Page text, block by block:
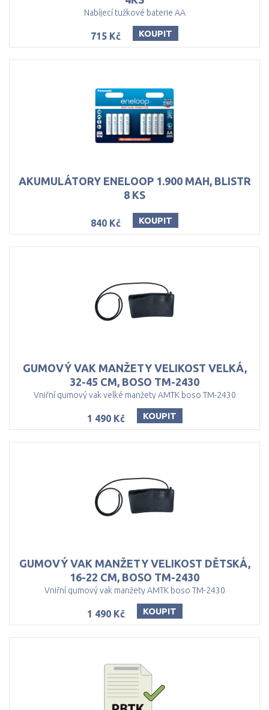
Nabíjecí tužkové baterie AA
715 Kč KOUPIT
AKUMULÁTORY ENELOOP 1.900 MAH, BLISTR
8 KS
840 Kč KOUPIT
GUMOVÝ VAK MANŽETY VELIKOST VELKÁ,
32-45 CM, BOSO TM-2430
Vniřní gumový vak velké manžety AMTK boso TM-2430
1 490 Kč KOUPIT
GUMOVÝ VAK MANŽETY VELIKOST DĚTSKÁ,
16-22 CM, BOSO TM-2430
Vniřní gumový vak manžety AMTK boso TM-2430
1 490 Kč KOUPIT